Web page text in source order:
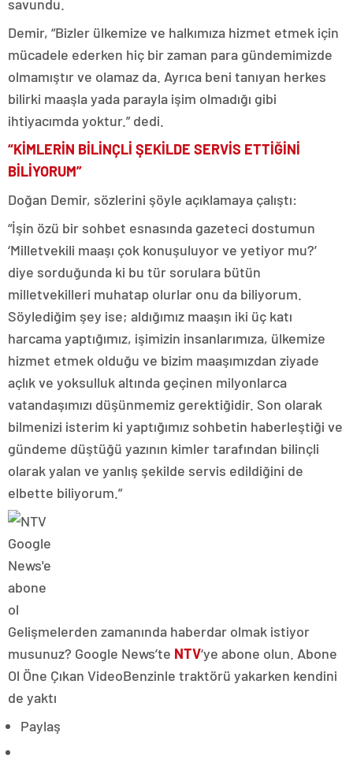
savundu.
Demir, “Bizler ülkemize ve halkımıza hizmet etmek için
mücadele ederken hiç bir zaman para gündemimizde
olmamıştır ve olamaz da. Ayrıca beni tanıyan herkes
bilirki maaşla yada parayla işim olmadığı gibi
ihtiyacımda yoktur.” dedi.
“KİMLERİN BİLİNÇLİ ŞEKİLDE SERVİS ETTİĞİNİ
BİLİYORUM”
Doğan Demir, sözlerini şöyle açıklamaya çalıştı:
“İşin özü bir sohbet esnasında gazeteci dostumun
‘Milletvekili maaşı çok konuşuluyor ve yetiyor mu?’
diye sorduğunda ki bu tür sorulara bütün
milletvekilleri muhatap olurlar onu da biliyorum.
Söylediğim şey ise; aldığımız maaşın iki üç katı
harcama yaptığımız, işimizin insanlarımıza, ülkemize
hizmet etmek olduğu ve bizim maaşımızdan ziyade
açlık ve yoksulluk altında geçinen milyonlarca
vatandaşımızı düşünmemiz gerektiğidir. Son olarak
bilmenizi isterim ki yaptığımız sohbetin haberleştiği ve
gündeme düştüğü yazının kimler tarafından bilinçli
olarak yalan ve yanlış şekilde servis edildiğini de
elbette biliyorum.”
Gelişmelerden zamanında haberdar olmak istiyor
musunuz? Google News’te NTV‘ye abone olun. Abone
Ol Öne Çıkan VideoBenzinle traktörü yakarken kendini
de yaktı
Paylaş